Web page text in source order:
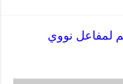
لمفاعل نووي